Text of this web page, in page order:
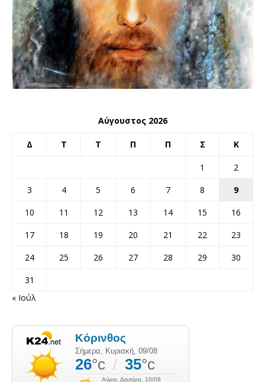
Αύγουστος 2026
Δ Τ Τ Π Π Σ Κ
1
2
3
4 5 6 7 8
9
10
11 12 13 14 15
16
17
18 19 20 21 22
23
24
25 26 27 28 29
30
31
« Ιούλ